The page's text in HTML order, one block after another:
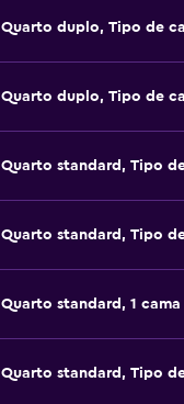
Quarto duplo, Tipo de
Quarto duplo, Tipo de
Quarto standard, Tipo
Quarto standard, Tipo
Quarto standard, 1 cama
Quarto standard, Tipo